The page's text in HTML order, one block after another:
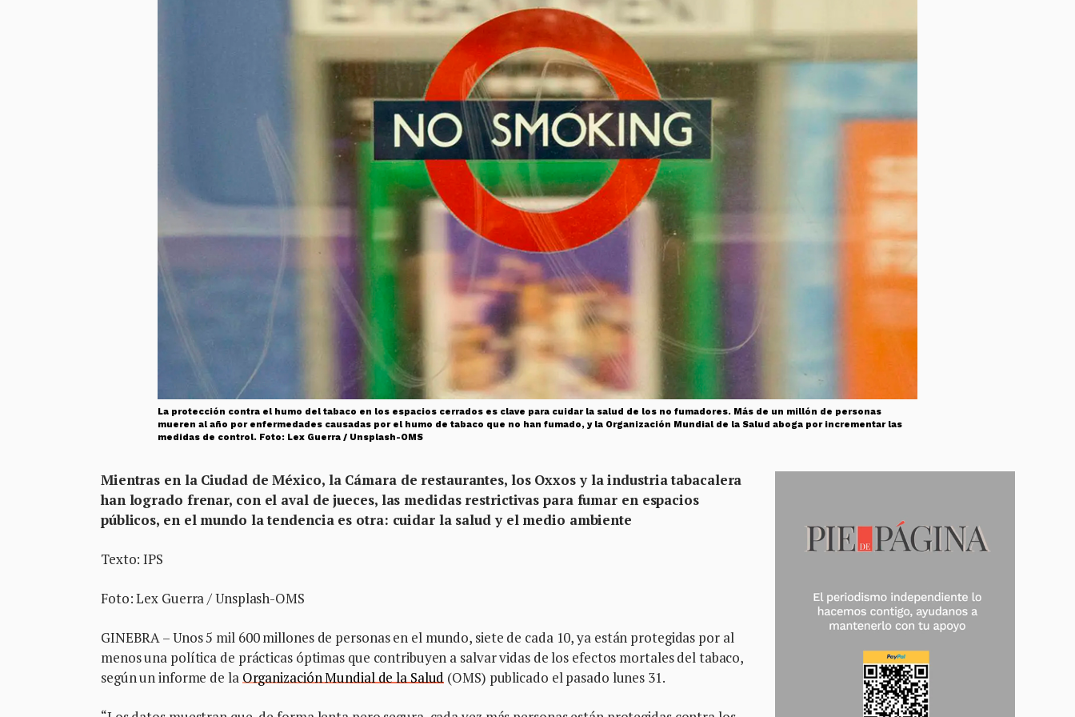
La protección contra el humo del tabaco en los espacios cerrados es clave para cuidar la salud de los no fumadores. Más de un millón de personas
mueren al año por enfermedades causadas por el humo de tabaco que no han fumado, y la Organización Mundial de la Salud aboga por incrementar las
medidas de control. Foto: Lex Guerra / Unsplash-OMS
Mientras en la Ciudad de México, la Cámara de restaurantes, los Oxxos y la industria tabacalera
han logrado frenar, con el aval de jueces, las medidas restrictivas para fumar en espacios
públicos, en el mundo la tendencia es otra: cuidar la salud y el medio ambiente
Texto: IPS
Foto: Lex Guerra / Unsplash-OMS
GINEBRA – Unos 5 mil 600 millones de personas en el mundo, siete de cada 10, ya están protegidas por al
menos una política de prácticas óptimas que contribuyen a salvar vidas de los efectos mortales del tabaco,
según un informe de laOrganización Mundial de la Salud (OMS) publicado el pasado lunes 31.